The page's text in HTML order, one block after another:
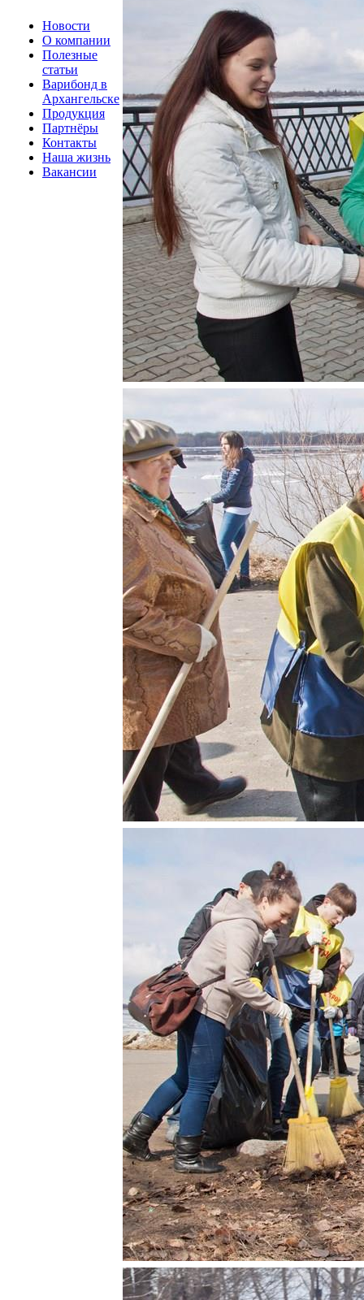
Новости
О компании
Полезные
статьи
Варибонд в
Архангельске
Продукция
Партнёры
Контакты
Наша жизнь
Вакансии